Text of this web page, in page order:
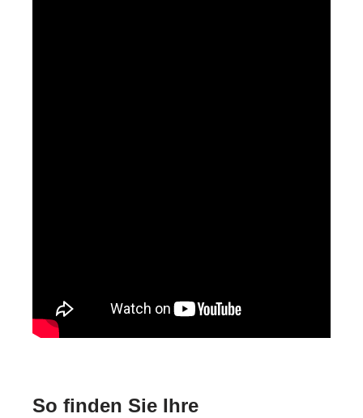
So finden Sie Ihre